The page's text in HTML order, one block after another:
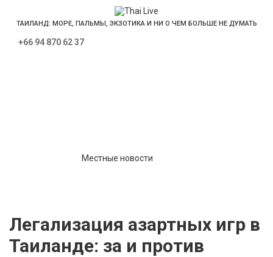
ТАИЛАНД: МОРЕ, ПАЛЬМЫ, ЭКЗОТИКА И НИ О ЧЕМ БОЛЬШЕ НЕ ДУМАТЬ
+66 94 870 62 37
Местные новости
Легализация азартных игр в
Таиланде: за и против